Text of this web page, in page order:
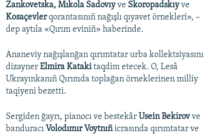
Zankovetska, Mıkola Sadovıyve Skoropadskıyve
Kosaçevlerqorantasınıñ nağışlı qıyavet örnekleri», –
dep aytıla «Qırım eviniñ» haberinde.
Ananeviy nağışlanğan qırımtatar urba kollektsiyasını
dizayner Elmira Katakitaqdim etecek. O, Lesâ
Ukrayınkanıñ Qırımda toplağan örneklerinen milliy
taqiyeni bezetti.
Sergiden ğayrı, pianocı ve bestekâr Usein Bekirovve
banduracı Volodımır Voytnıñicrasında qırımtatar ve